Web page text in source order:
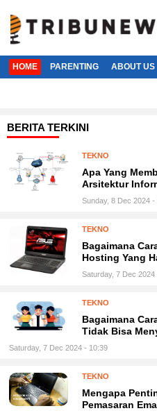
HOME PARENTING ABOUT US
BERITA TERKINI
TEKNO
Apa Yang
Arsitektur
Sunday, 8 Dec 2024 -
TEKNO
Bagaimana
Hosting Yang
Saturday, 7 Dec 2024
TEKNO
Bagaimana
Tidak Bisa
Saturday, 7 Dec 2024 - 10:39
TEKNO
Mengapa
Pemasaran